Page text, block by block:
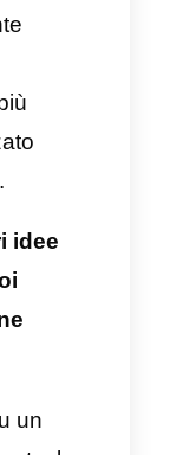
WhatsApp
dei
o dei
Mentre nei
visti da
in una
tra il mittente